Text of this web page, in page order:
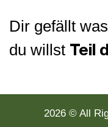
Dir gefällt
du willst Teil
2026 © All